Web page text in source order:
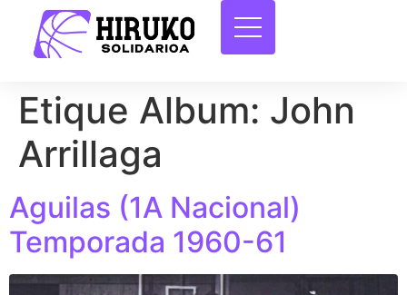
Etique Album: John
Arrillaga
Aguilas (1A Nacional)
Temporada 1960-61